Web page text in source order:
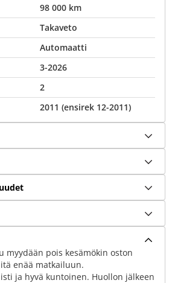
98 000 km
Takaveto
Automaatti
3-2026
2
2011 (ensirek 12-2011)
myydään pois kesämökin oston
enää matkailuun.
ja hyvä kuntoinen. Huollon jälkeen